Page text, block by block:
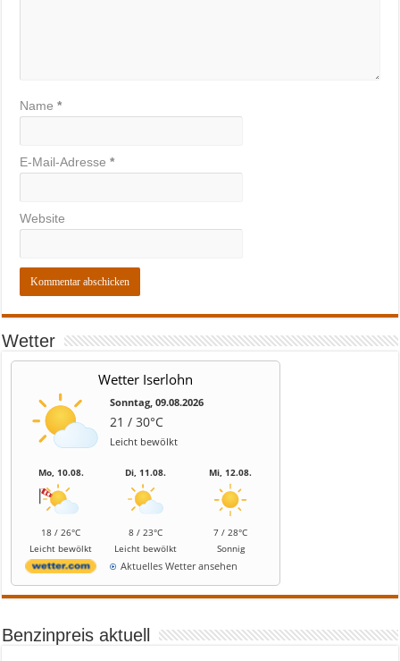
Name*
E-Mail-Adresse*
Website
Wetter
Wetter Iserlohn
Sonntag, 09.08.2026
21 / 30°C
Leicht bewölkt
Mo, 10.08.
18 / 26°C
Leicht bewölkt
Di, 11.08.
8 / 23°C
Leicht bewölkt
Mi, 12.08.
7 / 28°C
Sonnig
Aktuelles Wetter ansehen
Benzinpreis aktuell